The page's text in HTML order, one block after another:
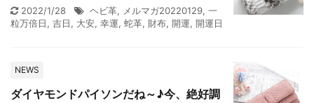
2022/1/28 ヘビ革, メルマガ20220129, 一
粒万倍日, 吉日, 大安, 幸運, 蛇革, 財布, 開運, 開運日
NEWS
ダイヤモンドパイソンだね～♪今、絶好調